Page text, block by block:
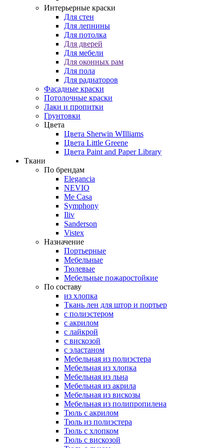
Интерьерные краски
Для стен
Для лепнины
Для потолка
Для дверей
Для мебели
Для оконных рам
Для пола
Для радиаторов
Фасадные краски
Потолочные краски
Лаки и пропитки
Грунтовки
Цвета
Цвета Sherwin WIlliams
Цвета Little Greene
Цвета Paint and Paper Library
Ткани
По брендам
Elegancia
NEVIO
Me Casa
Symphony
Iliv
Sanderson
Vistex
Назначение
Портьерные
Мебельные
Тюлевые
Мебельные пожаростойкие
По составу
из хлопка
Ткань лен для штор и портьер
с полиэстером
с акрилом
с лайкрой
с вискозой
с эластаном
Мебельная из полиэстера
Мебельная из хлопка
Мебельная из льна
Мебельная из акрила
Мебельная из вискозы
Мебельная из полипропилена
Тюль с акрилом
Тюль из полиэстера
Тюль с хлопком
Тюль с вискозой